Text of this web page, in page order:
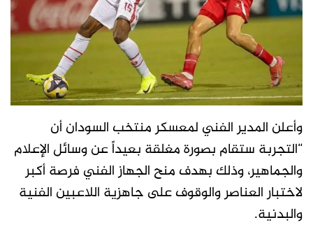
وأعلن المدير الفني لمعسكر منتخب السودان أن
“التجربة ستقام بصورة مغلقة بعيداً عن وسائل الإعلام
والجماهير، وذلك بهدف منح الجهاز الفني فرصة أكبر
لاختبار العناصر والوقوف على جاهزية اللاعبين الفنية
والبدنية.